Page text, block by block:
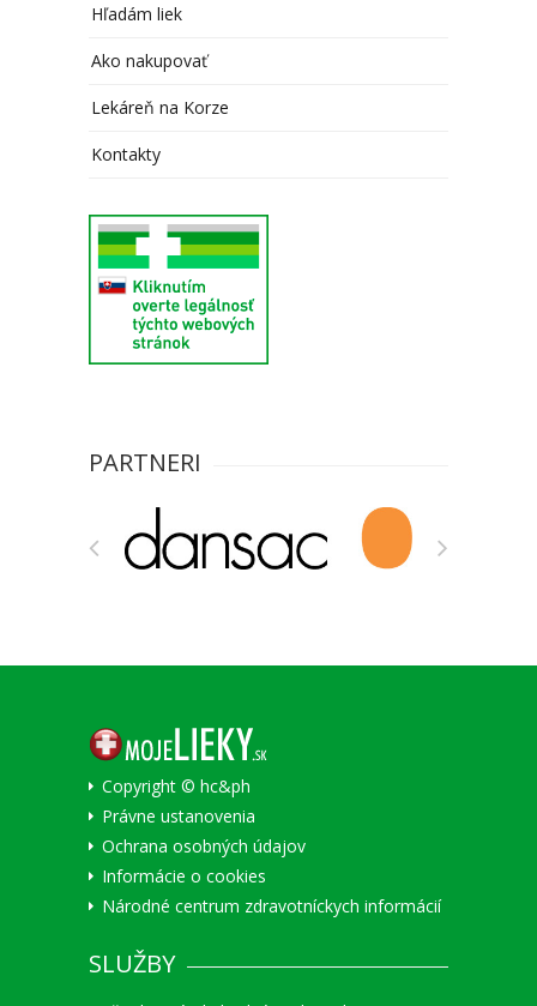
Hľadám liek
Ako nakupovať
Lekáreň na Korze
Kontakty
PARTNERI
Copyright © hc&ph
Právne ustanovenia
Ochrana osobných údajov
Informácie o cookies
Národné centrum zdravotníckych informácií
SLUŽBY